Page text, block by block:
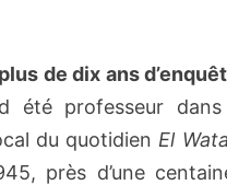
de dix ans
été professeur
du quotidien El
près d’une